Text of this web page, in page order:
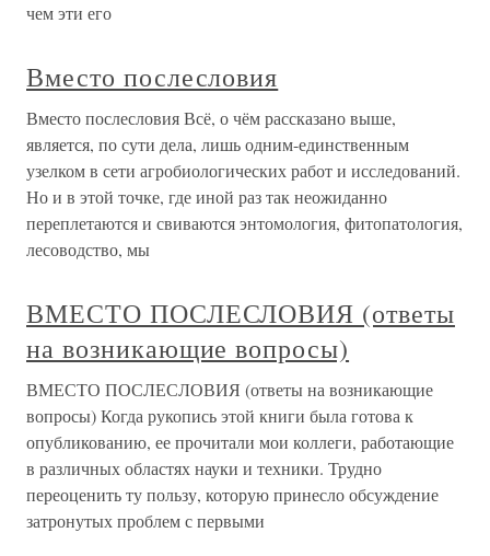
чем эти его
Вместо послесловия
Вместо послесловия Всё, о чём рассказано выше,
является, по сути дела, лишь одним-единственным
узелком в сети агробиологических работ и исследований.
Но и в этой точке, где иной раз так неожиданно
переплетаются и свиваются энтомология, фитопатология,
лесоводство, мы
ВМЕСТО ПОСЛЕСЛОВИЯ (ответы
на возникающие вопросы)
ВМЕСТО ПОСЛЕСЛОВИЯ (ответы на возникающие
вопросы) Когда рукопись этой книги была готова к
опубликованию, ее прочитали мои коллеги, работающие
в различных областях науки и техники. Трудно
переоценить ту пользу, которую принесло обсуждение
затронутых проблем с первыми